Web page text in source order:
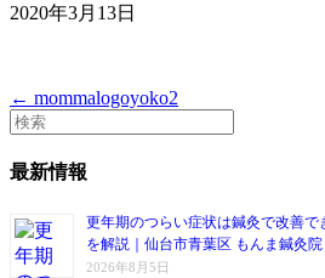
2020年3月13日
← mommalogoyoko2
最新情報
更年期のつらい症状は鍼灸で改善
を解説｜仙台市青葉区 もんま鍼灸院
2026年8月5日